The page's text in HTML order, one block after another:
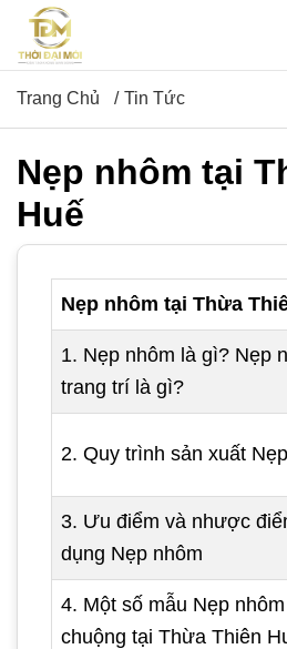
Trang Chủ Tin Tức
Nẹp nhôm tại
Huế
Nẹp nhôm tại Thừa
1. Nẹp nhôm là gì? Nẹp
trang trí là gì?
2. Quy trình sản xuất
3. Ưu điểm và nhược
dụng Nẹp nhôm
4. Một số mẫu Nẹp
chuộng tại Thừa Thiên